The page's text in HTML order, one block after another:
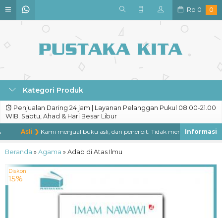
Rp 0 0
Kategori Produk
Penjualan Daring 24 jam | Layanan Pelanggan Pukul 08.00-21.00
WIB. Sabtu, Ahad & Hari Besar Libur
Asli ❯ Kami menjual buku asli, dari penerbit. Tidak menjual buku
Beranda » Agama » Adab di Atas Ilmu
Diskon
15%